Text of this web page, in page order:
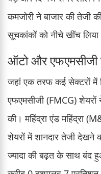
कमजोरी ने बाजार की तेजी
सूचकांकों को नीचे खींच
ऑटो और एफएमसीजी
जहां एक तरफ कई सेक्टरों में
एफएमसीजी (FMCG) शेयरों
की। महिंद्रा एंड महिंद्रा
शेयरों में शानदार तेजी देखने
ज्यादा की बढ़त के साथ बंद